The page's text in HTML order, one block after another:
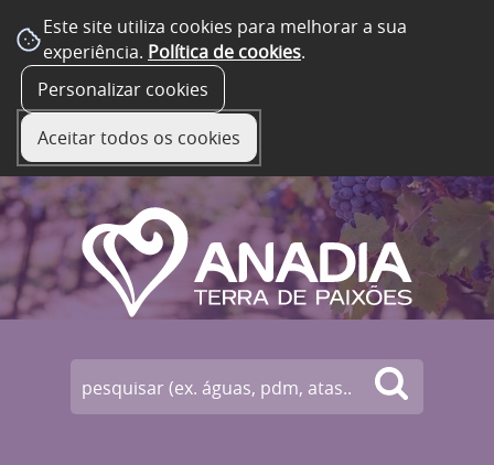
Este site utiliza cookies para melhorar a sua
experiência. Política de cookies.
Personalizar cookies
Aceitar todos os cookies